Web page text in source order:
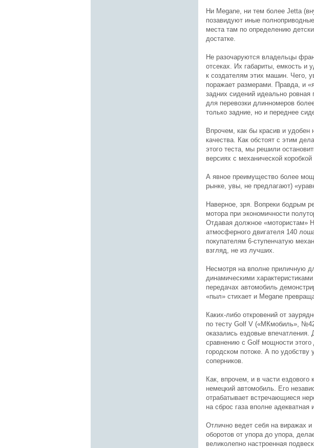
Ни Megane, ни тем более Jetta
позавидуют иные
места там по определению
достатке.
Не разочаруются владельцы
отсеках. Их габариты, емкость и
к создателям этих машин. Чего,
поражает размерами. Правда, и
задних сидений идеально ровная
для перевозки длинномеров
только задние, но и переднее
Впрочем, как бы красив и
качества. Как обстоят с этим
этого теста, мы решили
версиях с механической коробкой
А явное преимущество более
рынке, увы, не предлагают)
Наверное, зря. Вопреки бодрым
мотора при экономичности
Отдавая должное «мотористам»
атмосферного двигателя 140
покупателям 6-ступенчатую
взгляд, не из лучших.
Несмотря на вполне приличную
динамическими
передачах автомобиль
«пыл» стихает и Megane
Каких-либо откровений от
по тесту Golf V («МКмобиль»,
оказались ездовые
сравнению с Golf мощности этого
городском потоке. А по удобству
соперников.
Как, впрочем, и в части
немецкий автомобиль. Его
отрабатывает встречающиеся
на сброс газа вполне адекватная
Отлично ведет себя на виражах
оборотов от упора до упора,
великолепно настроенная